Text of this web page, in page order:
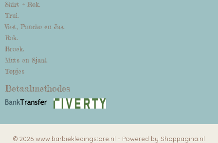
Shirt + Rok.
Trui.
Vest, Poncho en Jas.
Rok.
Broek.
Muts en Sjaal.
Topjes
Betaalmethodes
© 2026 www.barbiekledingstore.nl - Powered by Shoppagina.nl